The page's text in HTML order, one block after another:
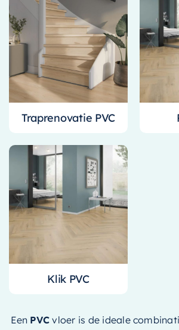
Baden
Radiatoren
Accessoires
Installatiemateriaal
Klimaatbeheersing
Tegels
Traprenovatie PVC
Klik PVC
Een PVC vloer is de ideale